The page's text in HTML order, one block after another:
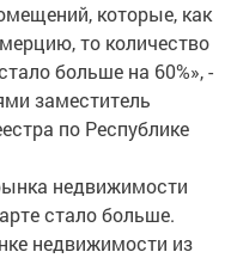
которые, как
то количество
больше на 60%», -
заместитель
по Республике
недвижимости
стало больше.
недвижимости из